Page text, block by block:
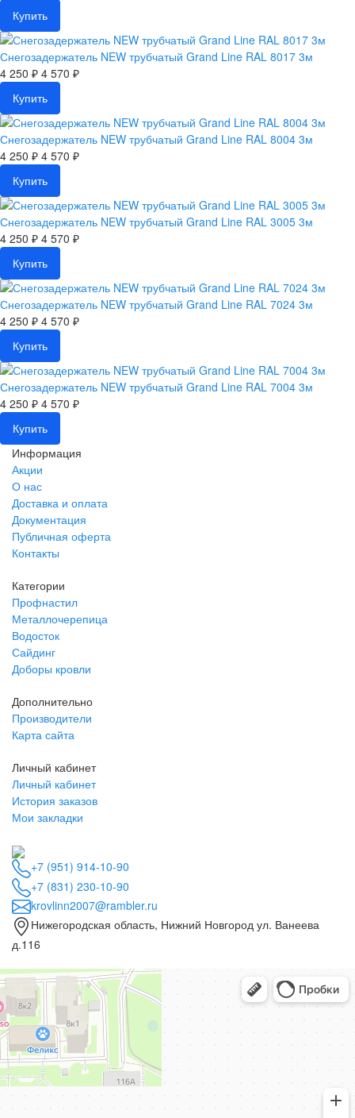
Купить
Снегозадержатель NEW трубчатый Grand Line RAL 8017 3м
4 250 ₽ 4 570 ₽
Купить
Снегозадержатель NEW трубчатый Grand Line RAL 8004 3м
4 250 ₽ 4 570 ₽
Купить
Снегозадержатель NEW трубчатый Grand Line RAL 3005 3м
4 250 ₽ 4 570 ₽
Купить
Снегозадержатель NEW трубчатый Grand Line RAL 7024 3м
4 250 ₽ 4 570 ₽
Купить
Снегозадержатель NEW трубчатый Grand Line RAL 7004 3м
4 250 ₽ 4 570 ₽
Купить
Информация
Акции
О нас
Доставка и оплата
Документация
Публичная оферта
Контакты
Категории
Профнастил
Металлочерепица
Водосток
Сайдинг
Доборы кровли
Дополнительно
Производители
Карта сайта
Личный кабинет
Личный кабинет
История заказов
Мои закладки
+7 (951) 914-10-90
+7 (831) 230-10-90
krovlinn2007@rambler.ru
Нижегородская область, Нижний Новгород ул. Ванеева
д.116